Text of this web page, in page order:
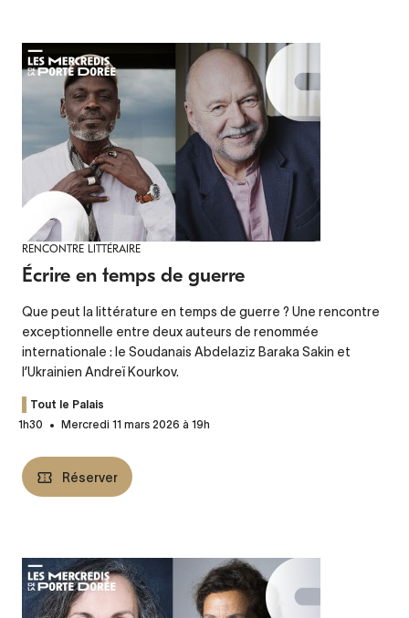
RENCONTRE LITTÉRAIRE
Écrire en temps de guerre
Que peut la littérature en temps de guerre ? Une rencontre
exceptionnelle entre deux auteurs de renommée
internationale : le Soudanais Abdelaziz Baraka Sakin et
l’Ukrainien Andreï Kourkov.
Tout le Palais
1h30
Mercredi 11 mars 2026 à 19h
Réserver